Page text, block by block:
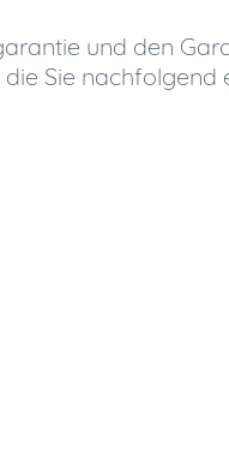
und den
Sie nachfolgend